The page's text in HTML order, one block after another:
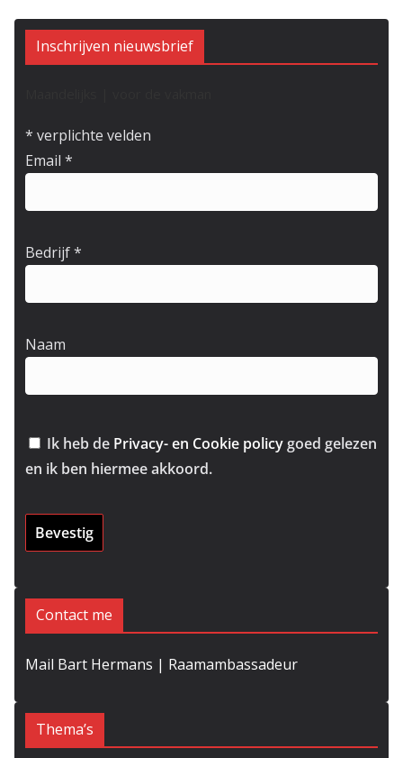
Inschrijven nieuwsbrief
* verplichte velden
Email *
Bedrijf*
Naam
Ik heb de Privacy- en Cookie policygoed gelezen
en ik ben hiermee akkoord.
Contact me
Mail Bart Hermans | Raamambassadeur
Thema’s